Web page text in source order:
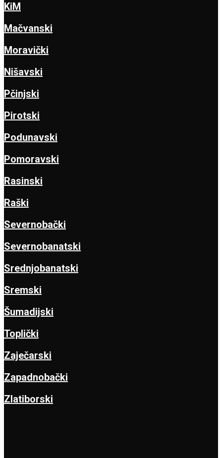
KiM
Mačvanski
Moravički
Nišavski
Pčinjski
Pirotski
Podunavski
Pomoravski
Rasinski
Raški
Severnobački
Severnobanatski
Srednjobanatski
Sremski
Šumadijski
Toplički
Zaječarski
Zapadnobački
Zlatiborski